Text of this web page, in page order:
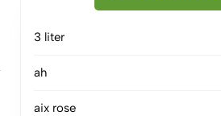
3 liter
ah
aix rose